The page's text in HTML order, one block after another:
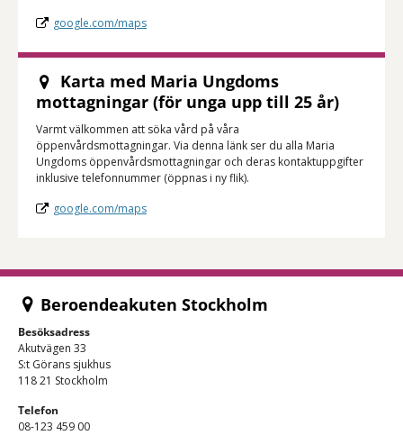
google.com/maps
Karta med Maria Ungdoms
mottagningar (för unga upp till 25 år)
Varmt välkommen att söka vård på våra
öppenvårdsmottagningar. Via denna länk ser du alla Maria
Ungdoms öppenvårdsmottagningar och deras kontaktuppgifter
inklusive telefonnummer (öppnas i ny flik).
google.com/maps
Beroendeakuten Stockholm
Besöksadress
Akutvägen 33
S:t Görans sjukhus
118 21 Stockholm
Telefon
08-123 459 00